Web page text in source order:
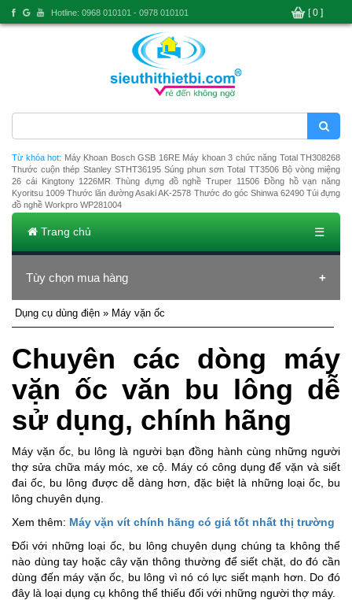
Từ khóa hot: Máy Khoan Bosch GSB 16RE Máy khoan 3 chức năng Total TH308268
Thước cuộn thép Stanley STHT36195 Súng phun sơn Total TT3506 Bộ vòng miệng
26 cái Kingtony 1226MR Thùng đựng đồ nghề Truper 11506 Đồng hồ vạn năng
Kyoritsu 1009 Thước lăn đường Asaki AK-2578 Thước đo góc Shinwa 62490 Túi đựng
đồ nghề Workpro WP281004
Trang chủ ☰
Tùy chọn mua hàng
Dụng cụ dùng điện » Máy vặn ốc
Chuyên các dòng máy
vặn ốc văn bu lông dễ
sử dụng, chính hãng
Máy vặn ốc, bu lông là người bạn đồng hành cùng những người
thợ sửa chữa máy móc, xe cộ. Máy có công dụng để vặn và siết
đai ốc, bu lông được dễ dàng hơn, đặc biệt là những loại ốc, bu
lông chuyên dụng.
Xem thêm: Máy vặn vít chính hãng có giá tốt nhất thị trường
Đối với những loại ốc, bu lông chuyên dụng chúng ta không thể
nào dùng tay hoặc cây vặn thông thường để siết chặt, do đó cần
dùng đến máy vặn ốc, bu lông vì nó có lực siết mạnh hơn. Do đó
đây là loại dụng cụ không thể thiếu đối với những người thợ máy.
Hotline: 0968 010101 - 0978 010101 [ 0 ]